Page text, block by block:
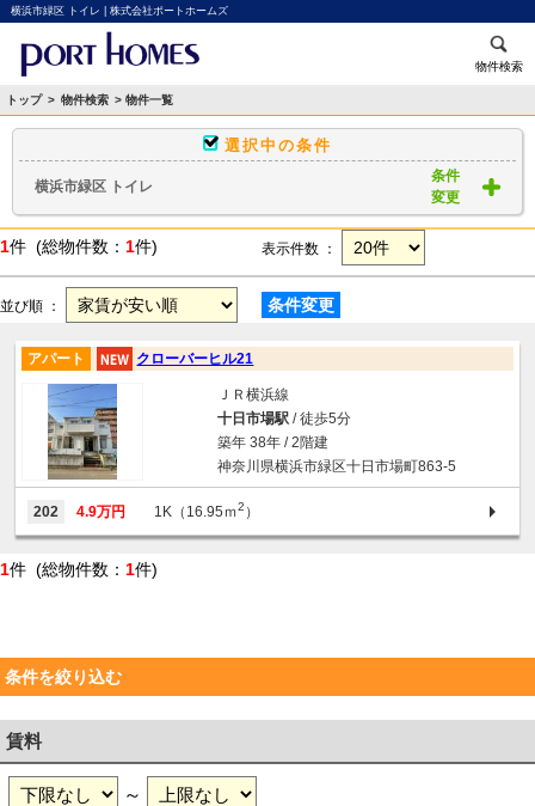
横浜市緑区 トイレ | 株式会社ポートホームズ
物件検索
トップ > 物件検索 > 物件一覧
選択中の条件
横浜市緑区 トイレ
条件
変更
1件 (総物件数： 1件) 表示件数 ：
並び順 ： 条件変更
アパート クローバーヒル21
ＪＲ横浜線
十日市場駅/ 徒歩5分
築年 38年 / 2階建
神奈川県横浜市緑区十日市場町863-5
202 4.9万円 1K（16.95ｍ2 ）
1件 (総物件数： 1件)
条件を絞り込む
賃料
～